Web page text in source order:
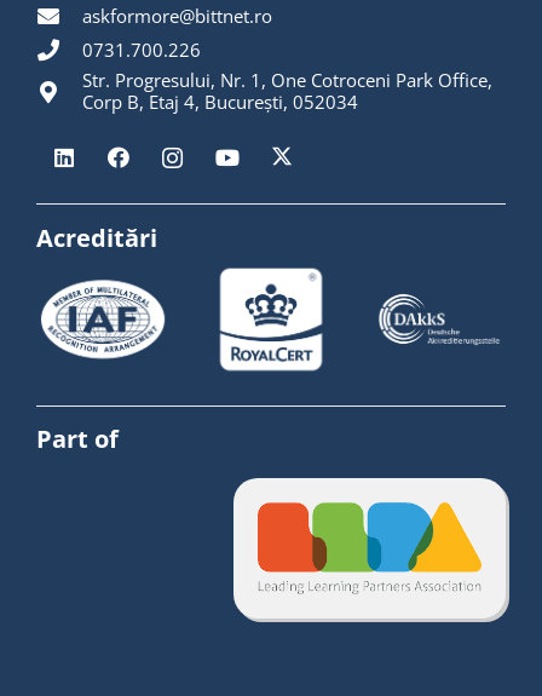
askformore@bittnet.ro
0731.700.226
Str. Progresului, Nr. 1, One Cotroceni Park Office,
Corp B, Etaj 4, București, 052034
Acreditări
Part of